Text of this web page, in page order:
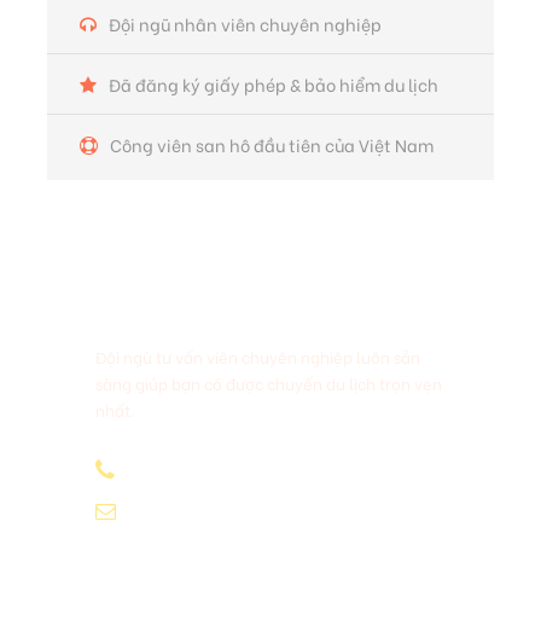
Đội ngũ nhân viên chuyên nghiệp
Đã đăng ký giấy phép & bảo hiểm du lịch
Công viên san hô đầu tiên của Việt Nam